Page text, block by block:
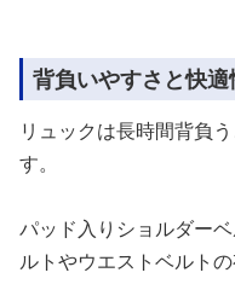
背負いやすさと快
リュックは長時間背負
す。
パッド入りショルダー
ルトやウエストベルト